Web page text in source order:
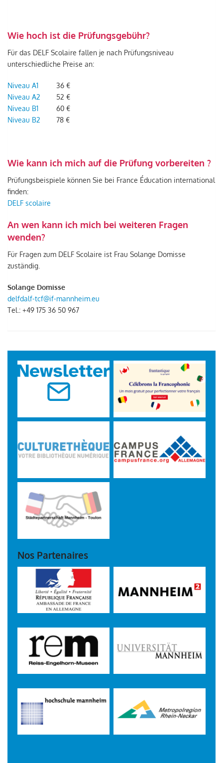
Wie hoch ist die Prüfungsgebühr?
Für das DELF Scolaire fallen je nach Prüfungsniveau
unterschiedliche Preise an:
Niveau A1
36 €
Niveau A2
52 €
Niveau B1
60 €
Niveau B2
78 €
Wie kann ich mich auf die Prüfung vorbereiten ?
Prüfungsbeispiele können Sie bei France Éducation international
finden:
DELF scolaire
An wen kann ich mich bei weiteren Fragen
wenden?
Für Fragen zum DELF Scolaire ist Frau Solange Domisse
zuständig
Solange Domisse
delfdalf-tcf@if-mannheim.eu
Tel.: +49 175 36 50 967
Nos Partenaires